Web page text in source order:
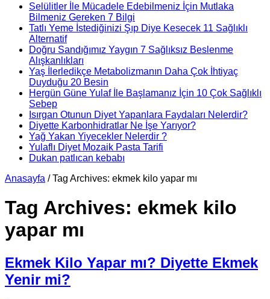
Selülitler İle Mücadele Edebilmeniz İçin Mutlaka
Bilmeniz Gereken 7 Bilgi
Tatlı Yeme İstediğinizi Şıp Diye Kesecek 11 Sağlıklı
Alternatif
Doğru Sandığımız Yaygın 7 Sağlıksız Beslenme
Alışkanlıkları
Yaş İlerledikçe Metabolizmanın Daha Çok İhtiyaç
Duyduğu 20 Besin
Hergün Güne Yulaf İle Başlamanız İçin 10 Çok Sağlıklı
Sebep
Isırgan Otunun Diyet Yapanlara Faydaları Nelerdir?
Diyette Karbonhidratlar Ne İşe Yarıyor?
Yağ Yakan Yiyecekler Nelerdir ?
Yulaflı Diyet Mozaik Pasta Tarifi
Dukan patlıcan kebabı
Anasayfa / Tag Archives: ekmek kilo yapar mı
Tag Archives: ekmek kilo
yapar mı
Ekmek Kilo Yapar mı? Diyette Ekmek
Yenir mi?